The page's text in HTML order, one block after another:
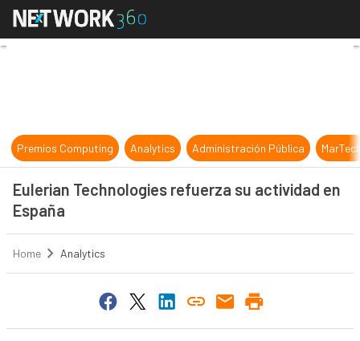
Eulerian Technologies refuerza su
Premios Computing Analytics Administración Pública
Eulerian Technologies refuerza su actividad en
España
Home Analytics